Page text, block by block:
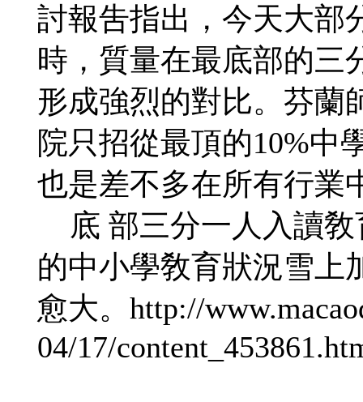
討報吿指出，今天大部
時，質量在最底部的三
形成強烈的對比。芬蘭
院只招從最頂的10%中
也是差不多在所有行業
底 部三分一人入讀敎
的中小學敎育狀況雪上
愈大。http://
04/17/